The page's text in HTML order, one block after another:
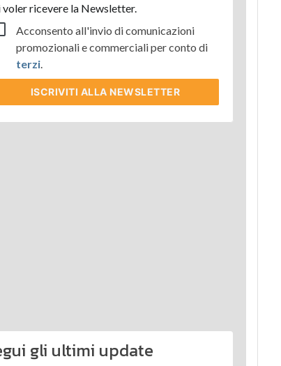
voler ricevere la Newsletter.
Acconsento all'invio di comunicazioni
promozionali e commerciali per conto di
terzi.
ISCRIVITI ALLA NEWSLETTER
gli ultimi update